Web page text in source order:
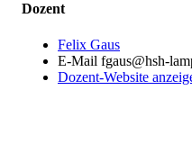
Dozent
Felix Gaus
E-Mail fgaus@hsh-
Dozent-Website